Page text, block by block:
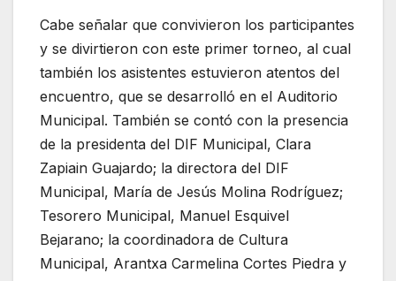
Cabe señalar que convivieron los participantes
y se divirtieron con este primer torneo, al cual
también los asistentes estuvieron atentos del
encuentro, que se desarrolló en el Auditorio
Municipal. También se contó con la presencia
de la presidenta del DIF Municipal, Clara
Zapiain Guajardo; la directora del DIF
Municipal, María de Jesús Molina Rodríguez;
Tesorero Municipal, Manuel Esquivel
Bejarano; la coordinadora de Cultura
Municipal, Arantxa Carmelina Cortes Piedra y